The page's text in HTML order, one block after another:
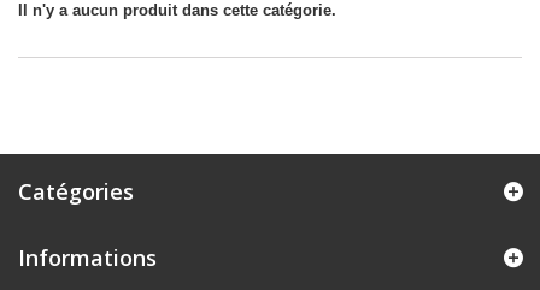
Il n'y a aucun produit dans cette catégorie.
Catégories
Informations